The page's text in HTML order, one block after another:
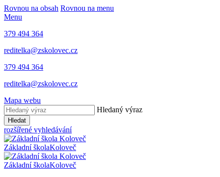
Rovnou na obsah Rovnou na menu
Menu
379 494 364
reditelka@zskolovec.cz
379 494 364
reditelka@zskolovec.cz
Mapa webu
Hledaný výraz
Hledat
rozšířené vyhledávání
Základní školaKoloveč
Základní školaKoloveč